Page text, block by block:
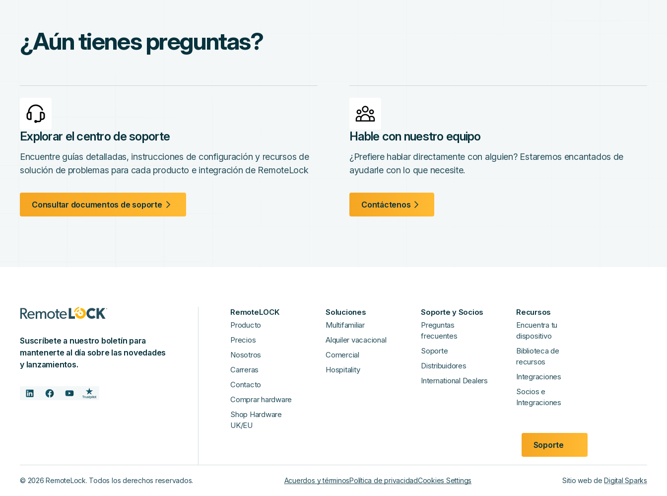
¿Aún tienes preguntas?
Explorar el centro de soporte
Encuentre guías detalladas, instrucciones de configuración y recursos de
solución de problemas para cada producto e integración de RemoteLock
Consultar documentos de soporte
Hable con nuestro equipo
¿Prefiere hablar directamente con alguien? Estaremos encantados de
ayudarle con lo que necesite.
Contáctenos
Suscríbete a nuestro boletín para
mantenerte al día sobre las novedades
y lanzamientos.
RemoteLOCK
Producto
Precios
Nosotros
Carreras
Contacto
Comprar hardware
Shop Hardware
UK/EU
Soluciones
Multifamiliar
Alquiler vacacional
Comercial
Hospitality
Soporte y Socios
Preguntas
frecuentes
Soporte
Distribuidores
International Dealers
Recursos
Encuentra tu
dispositivo
Biblioteca de
recursos
Integraciones
Socios e
Integraciones
Soporte
© 2026 RemoteLock. Todos los derechos reservados. Acuerdos y términosPolítica de privacidadCookies Settings Sitio web deDigital Sparks